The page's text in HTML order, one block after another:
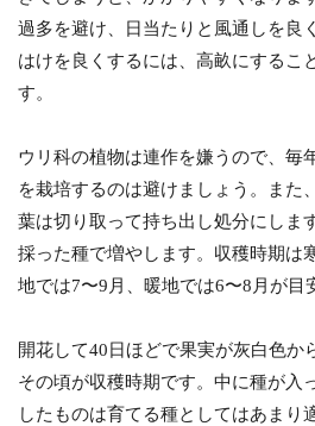
過多を避け、日当たりと風通しを良
はけを良くするには、高畝にするこ
す。
ウリ科の植物は連作を嫌うので、毎
を栽培するのは避けましょう。また
葉は切り取って持ち出し処分にしま
採った種で増やします。収穫時期は
地では7〜9月、暖地では6〜8月が目
開花して40日ほどで果実が灰白色か
その頃が収穫時期です。中に種が入
したものは育てる種としてはあまり